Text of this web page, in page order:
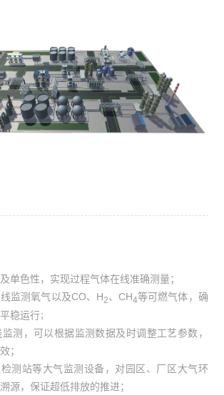
单色性，实现过程气体在线准确测量；
监测氧气以及CO、 H2、CH4等可燃气体，确
稳运行；
测，可以根据监测数据及时调整工艺参数，
；
测站等大气监测设备，对园区、厂区大气环
源，保证超低排放的推进；